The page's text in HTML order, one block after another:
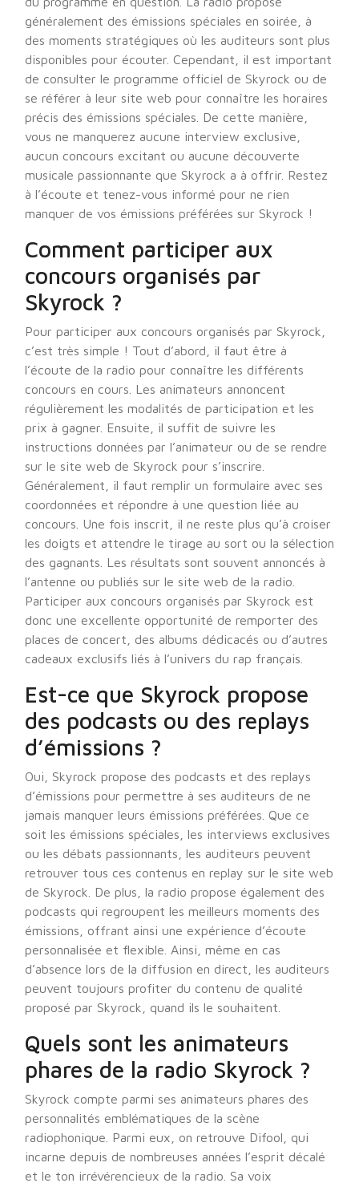
généralement des émissions spéciales en soirée, à
des moments stratégiques où les auditeurs sont plus
disponibles pour écouter. Cependant, il est important
de consulter le programme officiel de Skyrock ou de
se référer à leur site web pour connaître les horaires
précis des émissions spéciales. De cette manière,
vous ne manquerez aucune interview exclusive,
aucun concours excitant ou aucune découverte
musicale passionnante que Skyrock a à offrir. Restez
à l’écoute et tenez-vous informé pour ne rien
manquer de vos émissions préférées sur Skyrock !
Comment participer aux
concours organisés par
Skyrock ?
Pour participer aux concours organisés par Skyrock,
c’est très simple ! Tout d’abord, il faut être à
l’écoute de la radio pour connaître les différents
concours en cours. Les animateurs annoncent
régulièrement les modalités de participation et les
prix à gagner. Ensuite, il suffit de suivre les
instructions données par l’animateur ou de se rendre
sur le site web de Skyrock pour s’inscrire.
Généralement, il faut remplir un formulaire avec ses
coordonnées et répondre à une question liée au
concours. Une fois inscrit, il ne reste plus qu’à croiser
les doigts et attendre le tirage au sort ou la sélection
des gagnants. Les résultats sont souvent annoncés à
l’antenne ou publiés sur le site web de la radio.
Participer aux concours organisés par Skyrock est
donc une excellente opportunité de remporter des
places de concert, des albums dédicacés ou d’autres
cadeaux exclusifs liés à l’univers du rap français.
Est-ce que Skyrock propose
des podcasts ou des replays
d’émissions ?
Oui, Skyrock propose des podcasts et des replays
d’émissions pour permettre à ses auditeurs de ne
jamais manquer leurs émissions préférées. Que ce
soit les émissions spéciales, les interviews exclusives
ou les débats passionnants, les auditeurs peuvent
retrouver tous ces contenus en replay sur le site web
de Skyrock. De plus, la radio propose également des
podcasts qui regroupent les meilleurs moments des
émissions, offrant ainsi une expérience d’écoute
personnalisée et flexible. Ainsi, même en cas
d’absence lors de la diffusion en direct, les auditeurs
peuvent toujours profiter du contenu de qualité
proposé par Skyrock, quand ils le souhaitent.
Quels sont les animateurs
phares de la radio Skyrock ?
Skyrock compte parmi ses animateurs phares des
personnalités emblématiques de la scène
radiophonique. Parmi eux, on retrouve Difool, qui
incarne depuis de nombreuses années l’esprit décalé
et le ton irrévérencieux de la radio. Sa voix